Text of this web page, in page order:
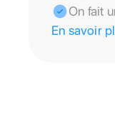
On fait
En savoir